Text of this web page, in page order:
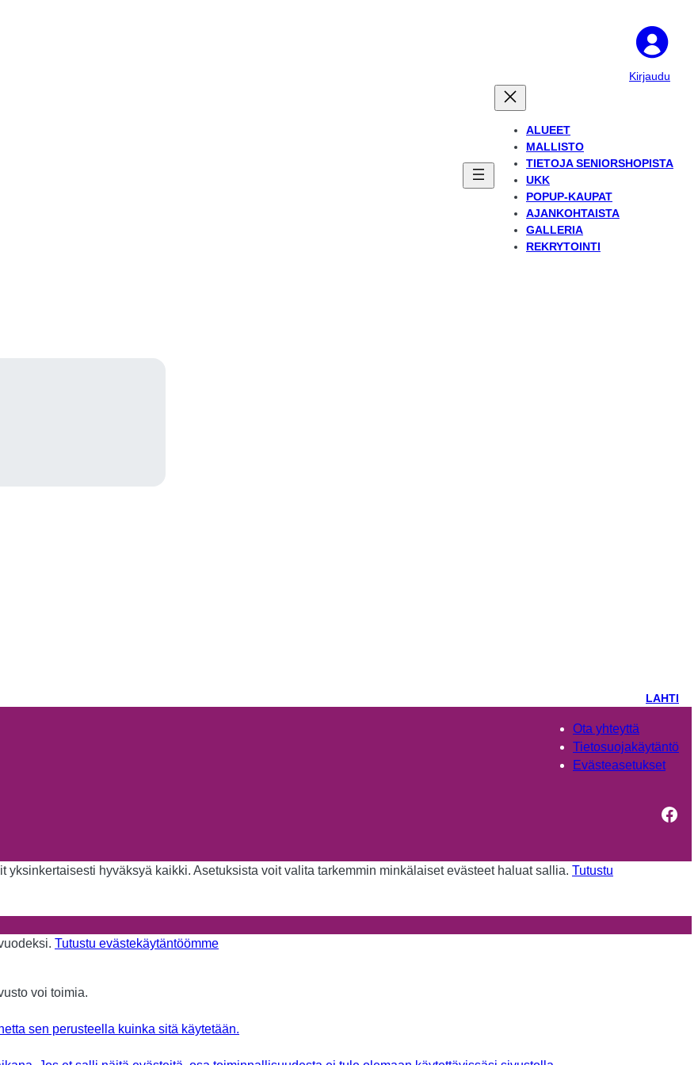
Kirjaudu
ALUEET
MALLISTO
TIETOJA SENIORSHOPISTA
UKK
POPUP-KAUPAT
AJANKOHTAISTA
GALLERIA
REKRYTOINTI
LAHTI
Ota yhteyttä
Tietosuojakäytäntö
Evästeasetukset
hyväksyä kaikki. Asetuksista voit valita tarkemmin minkälaiset evästeet haluat sallia. Tutustu
Tutustu evästekäytäntöömme
voi toimia.
sen perusteella kuinka sitä käytetään.